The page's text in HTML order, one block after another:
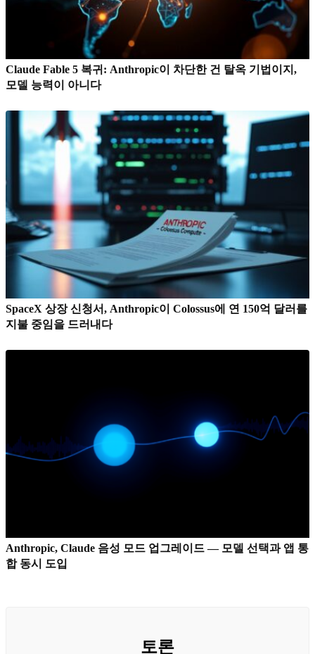
Claude Fable 5 복귀: Anthropic이 차단한 건 탈옥 기법이지,
모델 능력이 아니다
SpaceX 상장 신청서, Anthropic이 Colossus에 연 150억 달러를
지불 중임을 드러내다
Anthropic, Claude 음성 모드 업그레이드 — 모델 선택과 앱 통
합 동시 도입
토론